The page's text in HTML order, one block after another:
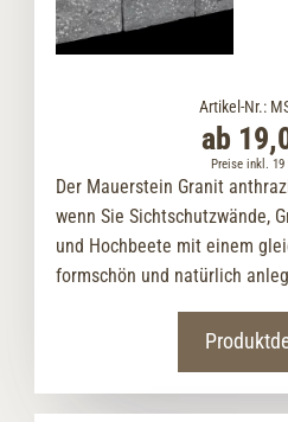
Artikel-Nr.:
ab
Preise inkl. 19
Der Mauerstein Granit
wenn Sie Sichtschutzwände,
und Hochbeete mit einem
formschön und natürlich